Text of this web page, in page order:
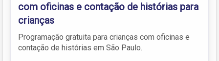
com oficinas e contação de histórias para
crianças
Programação gratuita para crianças com oficinas e
contação de histórias em São Paulo.